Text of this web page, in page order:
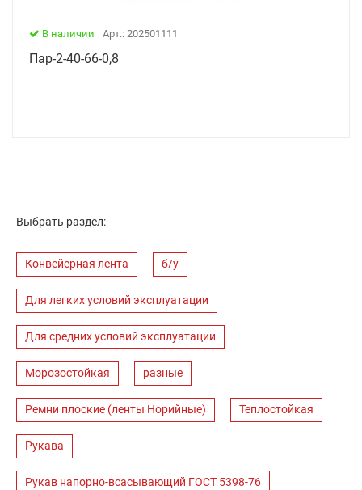
В наличии Арт.: 202501111
Пар-2-40-66-0,8
Выбрать раздел:
Конвейерная лента б/у
Для легких условий эксплуатации
Для средних условий эксплуатации
Морозостойкая разные
Ремни плоские (ленты Норийные) Теплостойкая
Рукава
Рукав напорно-всасывающий ГОСТ 5398-76